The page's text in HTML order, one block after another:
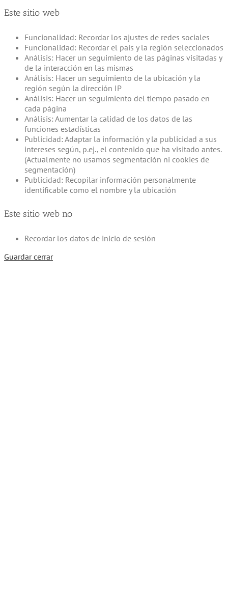
Este sitio web
Funcionalidad: Recordar los ajustes de redes sociales
Funcionalidad: Recordar el país y la región seleccionados
Análisis: Hacer un seguimiento de las páginas visitadas y
de la interacción en las mismas
Análisis: Hacer un seguimiento de la ubicación y la
región según la dirección IP
Análisis: Hacer un seguimiento del tiempo pasado en
cada página
Análisis: Aumentar la calidad de los datos de las
funciones estadísticas
Publicidad: Adaptar la información y la publicidad a sus
intereses según, p.ej., el contenido que ha visitado antes.
(Actualmente no usamos segmentación ni cookies de
segmentación)
Publicidad: Recopilar información personalmente
identificable como el nombre y la ubicación
Este sitio web no
Recordar los datos de inicio de sesión
Guardar cerrar